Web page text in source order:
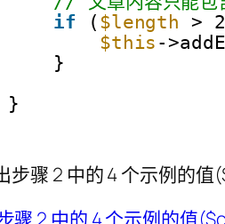
if
( $length
>
$this -
}
}
步骤 2 中的 4 个示例的